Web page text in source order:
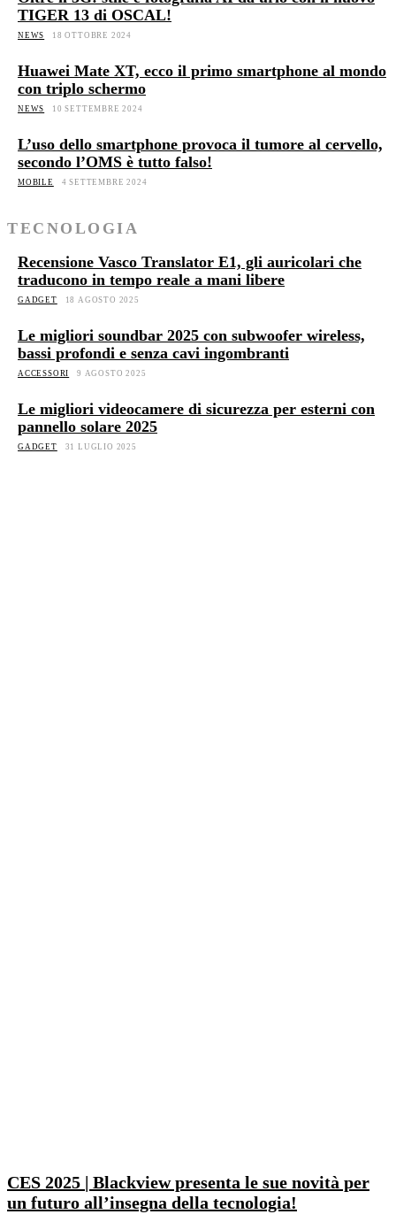
TIGER 13 di OSCAL!
NEWS 18 OTTOBRE 2024
Huawei Mate XT, ecco il primo smartphone al mondo
con triplo schermo
NEWS 10 SETTEMBRE 2024
L’uso dello smartphone provoca il tumore al cervello,
secondo l’OMS è tutto falso!
MOBILE 4 SETTEMBRE 2024
TECNOLOGIA
Recensione Vasco Translator E1, gli auricolari che
traducono in tempo reale a mani libere
GADGET 18 AGOSTO 2025
Le migliori soundbar 2025 con subwoofer wireless,
bassi profondi e senza cavi ingombranti
ACCESSORI 9 AGOSTO 2025
Le migliori videocamere di sicurezza per esterni con
pannello solare 2025
GADGET 31 LUGLIO 2025
CES 2025 | Blackview presenta le sue novità per
un futuro all’insegna della tecnologia!